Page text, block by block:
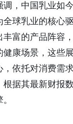
，中国乳业如
球乳业的核心
富的产品阵容
康场景，这些
依托对消费需
据其最新财报